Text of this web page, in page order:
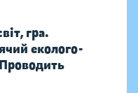
гра.
еколого-